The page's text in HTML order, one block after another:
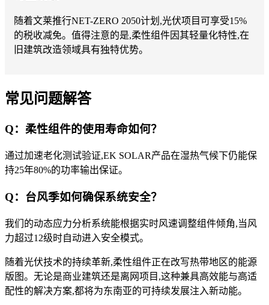
随着文莱推行NET-ZERO 2050计划,光伏项目可享受15%
的税收减免。值得注意的是,柔性组件因其轻量化特性,在
旧建筑改造领域具有独特优势。
常见问题解答
Q：柔性组件的使用寿命如何？
通过加速老化测试验证,EK SOLAR产品在湿热气候下仍能保
持25年80%的功率输出保证。
Q：台风季如何确保系统安全？
我们的动态应力分析系统能根据实时风速调整组件倾角,当风
力超过12级时自动进入安全模式。
随着光伏技术的持续革新,柔性组件正在改写热带地区的能源
版图。无论是商业建筑还是离网项目,这种兼具高效能与高适
配性的解决方案,都将为东南亚的可持续发展注入新动能。